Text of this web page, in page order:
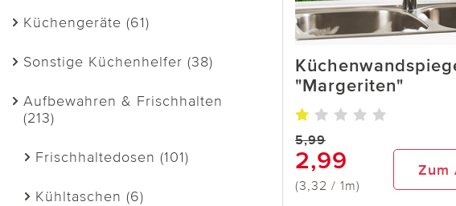
Küchengeräte (61)
Sonstige Küchenhelfer (38)
Aufbewahren & Frischhalten
(213)
Frischhaltedosen (101)
Kühltaschen (6)
"Margeriten"
5,99
2,99
(3,32 / 1m)
Zum